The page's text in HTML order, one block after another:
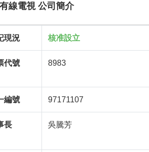
線電視 公司簡介
現況 核准設立
代號 8983
編號 97171107
長 吳騰芳